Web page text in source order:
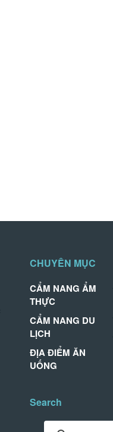
CHUYÊN MỤC
CẨM NANG ẨM
THỰC
CẨM NANG DU
LỊCH
ĐỊA ĐIỂM ĂN
UỐNG
Search